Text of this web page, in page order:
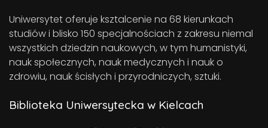
Uniwersytet oferuje ksztalcenie na 68 kierunkach
studiów i blisko 150 specjalnościach z zakresu niemal
wszystkich dziedzin naukowych, w tym humanistyki,
nauk społecznych, nauk medycznych i nauk o
zdrowiu, nauk ścisłych i przyrodniczych, sztuki.
Biblioteka Uniwersytecka w Kielcach